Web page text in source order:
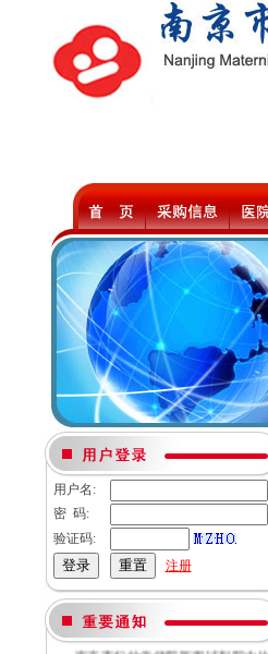
用户名:
密 码:
验证码:
注册
南京市妇幼保健院母乳库信息管
202628）开标时间更正的通知
南京市妇幼保健院医用试剂院内比